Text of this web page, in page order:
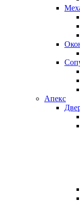
Апекс